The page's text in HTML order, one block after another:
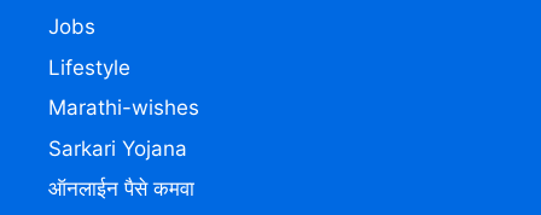
Jobs
Lifestyle
Marathi-wishes
Sarkari Yojana
ऑनलाईन पैसे कमवा